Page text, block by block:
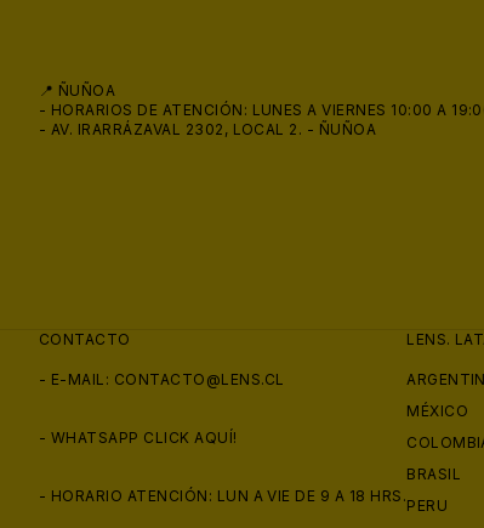
📍 ÑUÑOA
- HORARIOS DE ATENCIÓN: LUNES A VIERNES 10:00 A
- AV. IRARRÁZAVAL 2302, LOCAL 2. - ÑUÑOA
CONTACTO
- E-MAIL: CONTACTO@LENS.CL
- WHATSAPP CLICK AQUÍ!
- HORARIO ATENCIÓN: LUN A VIE DE 9 A 18 HRS.
LENS.
MÉXICO
BRASIL
PERU